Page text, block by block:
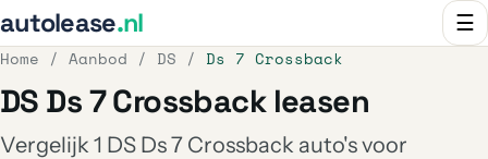
autolease.nl ☰
Home / Aanbod / DS / Ds 7 Crossback
DS Ds 7 Crossback leasen
Vergelijk 1 DS Ds 7 Crossback auto's voor